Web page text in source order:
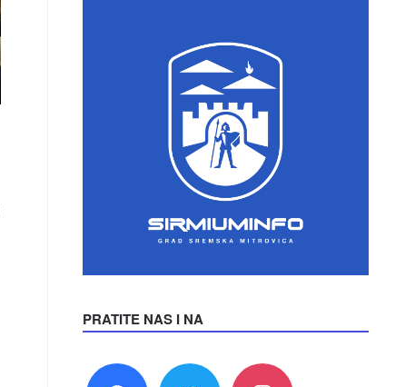
PRATITE NAS I NA
facebook twitter instagram